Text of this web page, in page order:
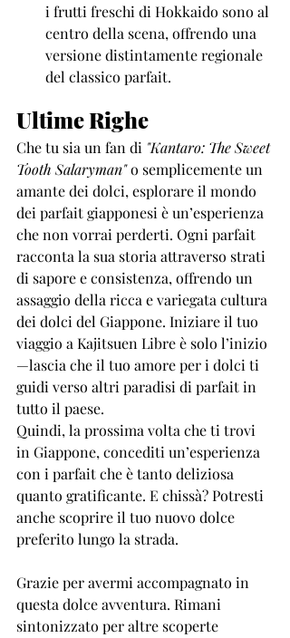
i frutti freschi di Hokkaido sono al
centro della scena, offrendo una
versione distintamente regionale
del classico parfait.
Ultime Righe
Che tu sia un fan di "Kantaro: The Sweet
Tooth Salaryman" o semplicemente un
amante dei dolci, esplorare il mondo
dei parfait giapponesi è un’esperienza
che non vorrai perderti. Ogni parfait
racconta la sua storia attraverso strati
di sapore e consistenza, offrendo un
assaggio della ricca e variegata cultura
dei dolci del Giappone. Iniziare il tuo
viaggio a Kajitsuen Libre è solo l’inizio
—lascia che il tuo amore per i dolci ti
guidi verso altri paradisi di parfait in
tutto il paese.
Quindi, la prossima volta che ti trovi
in Giappone, concediti un’esperienza
con i parfait che è tanto deliziosa
quanto gratificante. E chissà? Potresti
anche scoprire il tuo nuovo dolce
preferito lungo la strada.
Grazie per avermi accompagnato in
questa dolce avventura. Rimani
sintonizzato per altre scoperte